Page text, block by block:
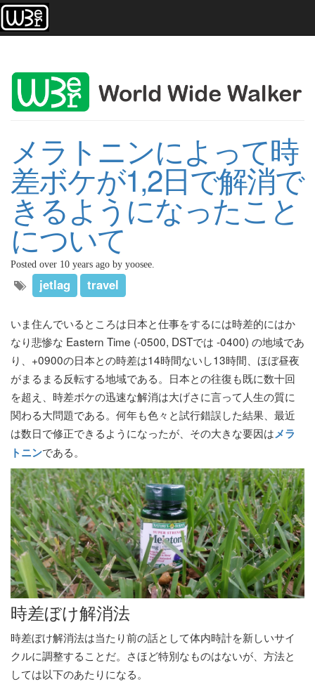
メラトニンによって時
差ボケが1,2日で解消で
きるようになったこと
について
Posted over 10 years ago by yoosee.
jetlag travel
いま住んでいるところは日本と仕事をするには時差的にはか
なり悲惨な Eastern Time (-0500, DSTでは -0400) の地域であ
り、+0900の日本との時差は14時間ないし13時間、ほぼ昼夜
がまるまる反転する地域である。日本との往復も既に数十回
を超え、時差ボケの迅速な解消は大げさに言って人生の質に
関わる大問題である。何年も色々と試行錯誤した結果、最近
は数日で修正できるようになったが、その大きな要因はメラ
トニンである。
時差ぼけ解消法
時差ぼけ解消法は当たり前の話として体内時計を新しいサイ
クルに調整することだ。さほど特別なものはないが、方法と
しては以下のあたりになる。